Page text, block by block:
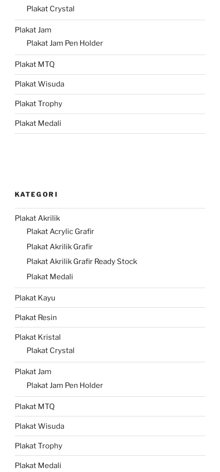
Plakat Crystal
Plakat Jam
Plakat Jam Pen Holder
Plakat MTQ
Plakat Wisuda
Plakat Trophy
Plakat Medali
KATEGORI
Plakat Akrilik
Plakat Acrylic Grafir
Plakat Akrilik Grafir
Plakat Akrilik Grafir Ready Stock
Plakat Medali
Plakat Kayu
Plakat Resin
Plakat Kristal
Plakat Crystal
Plakat Jam
Plakat Jam Pen Holder
Plakat MTQ
Plakat Wisuda
Plakat Trophy
Plakat Medali